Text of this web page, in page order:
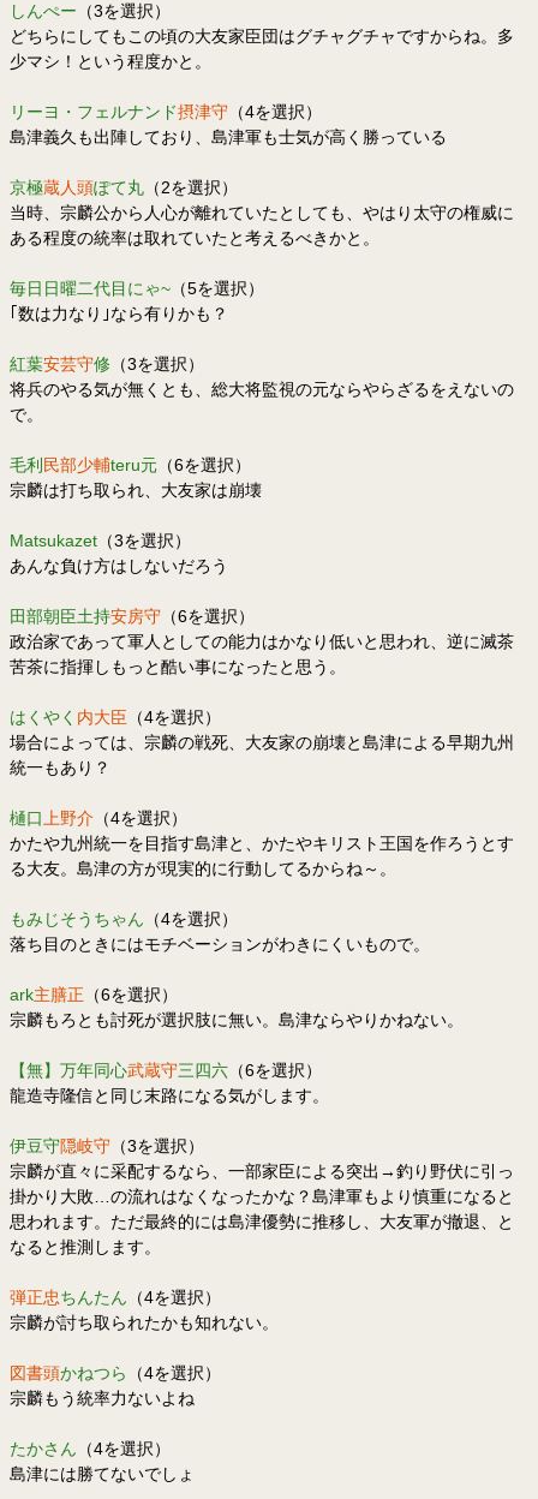
しんぺー （3を選択）
どちらにしてもこの頃の大友家臣団はグチャグチャですからね。多
少マシ！という程度かと。
リーヨ・フェルナンド摂津守 （4を選択）
島津義久も出陣しており、島津軍も士気が高く勝っている
京極蔵人頭ぽて丸 （2を選択）
当時、宗麟公から人心が離れていたとしても、やはり太守の権威に
ある程度の統率は取れていたと考えるべきかと。
毎日日曜二代目にゃ~ （5を選択）
｢数は力なり｣なら有りかも？
紅葉安芸守修 （3を選択）
将兵のやる気が無くとも、総大将監視の元ならやらざるをえないの
で。
毛利 民部少輔teru元 （6を選択）
宗麟は打ち取られ、大友家は崩壊
Matsukazet （3を選択）
あんな負け方はしないだろう
田部朝臣土持安房守 （6を選択）
政治家であって軍人としての能力はかなり低いと思われ、逆に滅茶
苦茶に指揮しもっと酷い事になったと思う。
はくやく 内大臣 （4を選択）
場合によっては、宗麟の戦死、大友家の崩壊と島津による早期九州
統一もあり？
樋口 上野介 （4を選択）
かたや九州統一を目指す島津と、かたやキリスト王国を作ろうとす
る大友。島津の方が現実的に行動してるからね～。
もみじそうちゃん （4を選択）
落ち目のときにはモチベーションがわきにくいもので。
ark主膳正 （6を選択）
宗麟もろとも討死が選択肢に無い。島津ならやりかねない。
【無】万年同心武蔵守三四六 （6を選択）
龍造寺隆信と同じ末路になる気がします。
伊豆守隠岐守 （3を選択）
宗麟が直々に采配するなら、一部家臣による突出→釣り野伏に引っ
掛かり大敗…の流れはなくなったかな？島津軍もより慎重になると
思われます。ただ最終的には島津優勢に推移し、大友軍が撤退、と
なると推測します。
弾正忠ちんたん （4を選択）
宗麟が討ち取られたかも知れない。
図書頭かねつら
（4を選択）
宗麟もう統率力ないよね
たかさん （4を選択）
島津には勝てないでしょ